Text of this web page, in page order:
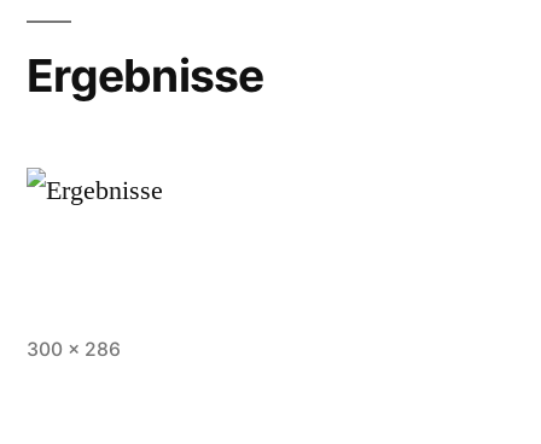
Ergebnisse
Vollständige
300 × 286